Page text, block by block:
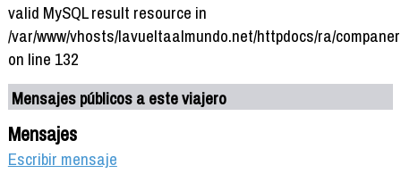
valid MySQL result resource in
/var/www/vhosts/lavueltaalmundo.net/httpdocs/ra/
on line 132
Mensajes públicos a este viajero
Mensajes
Escribir mensaje